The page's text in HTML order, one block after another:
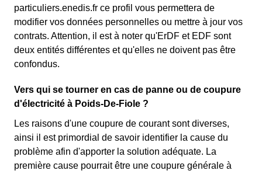
particuliers.enedis.fr ce profil vous permettera de
modifier vos données personnelles ou mettre à jour vos
contrats. Attention, il est à noter qu'ErDF et EDF sont
deux entités différentes et qu'elles ne doivent pas être
confondus.
Vers qui se tourner en cas de panne ou de coupure
d'électricité à Poids-De-Fiole ?
Les raisons d'une coupure de courant sont diverses,
ainsi il est primordial de savoir identifier la cause du
problème afin d'apporter la solution adéquate. La
première cause pourrait être une coupure générale à